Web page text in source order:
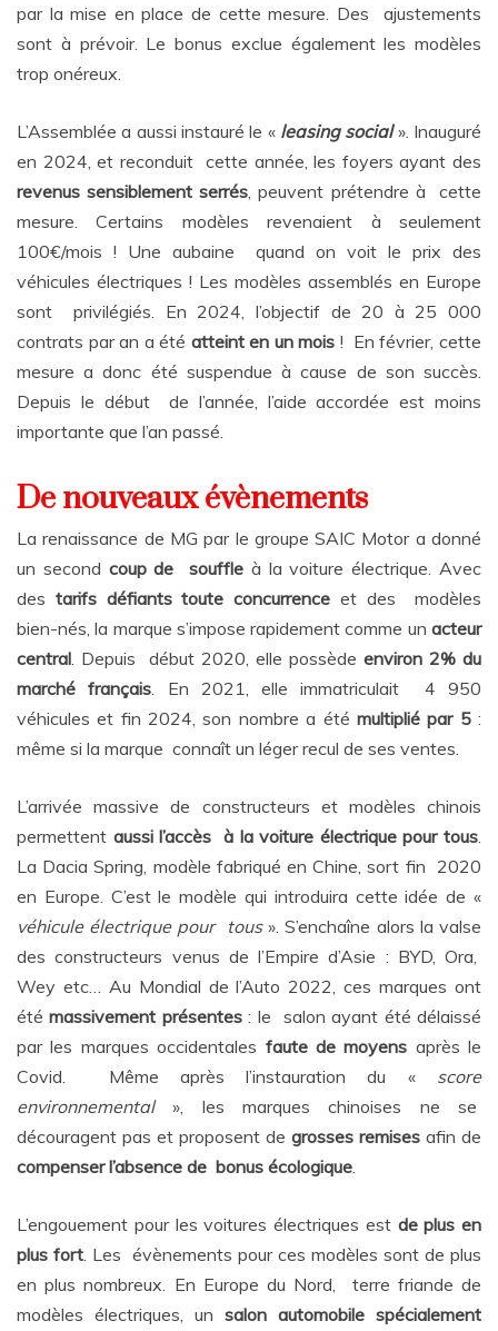
par la mise en place de cette mesure. Des ajustements
sont à prévoir. Le bonus exclue également les modèles
trop onéreux.
L’Assemblée a aussi instauré le « leasing social». Inauguré
en 2024, et reconduit cette année, les foyers ayant des
revenus sensiblement serrés, peuvent prétendre à cette
mesure. Certains modèles revenaient à seulement
100€/mois ! Une aubaine quand on voit le prix des
véhicules électriques ! Les modèles assemblés en Europe
sont privilégiés. En 2024, l’objectif de 20 à 25 000
contrats par an a été atteint en un mois ! En février, cette
mesure a donc été suspendue à cause de son succès.
Depuis le début de l’année, l’aide accordée est moins
importante que l’an passé.
De nouveaux évènements
La renaissance de MG par le groupe SAIC Motor a donné
un second coup de souffle à la voiture électrique. Avec
des tarifs défiants toute concurrence et des modèles
bien-nés, la marque s’impose rapidement comme un acteur
central. Depuis début 2020, elle possède environ 2% du
marché français. En 2021, elle immatriculait 4 950
véhicules et fin 2024, son nombre a été multiplié par 5:
même si la marque connaît un léger recul de ses ventes.
L’arrivée massive de constructeurs et modèles chinois
permettent aussi l’accès à la voiture électrique pour tous.
La Dacia Spring, modèle fabriqué en Chine, sort fin 2020
en Europe. C’est le modèle qui introduira cette idée de «
véhicule électrique pour tous». S’enchaîne alors la valse
des constructeurs venus de l’Empire d’Asie : BYD, Ora,
Wey etc… Au Mondial de l’Auto 2022, ces marques ont
étémassivement présentes: le salon ayant été délaissé
par les marques occidentales faute de moyens après le
Covid. Même après l’instauration du « score
environnemental», les marques chinoises ne se
découragent pas et proposent de grosses remises afin de
compenser l’absence de bonus écologique.
L’engouement pour les voitures électriques est de plus en
plus fort. Les évènements pour ces modèles sont de plus
en plus nombreux. En Europe du Nord, terre friande de
modèles électriques, un salon automobile spécialement